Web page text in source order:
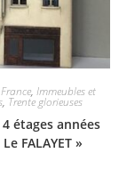
, Immeubles et
, Trente glorieuses
étages années
FALAYET »